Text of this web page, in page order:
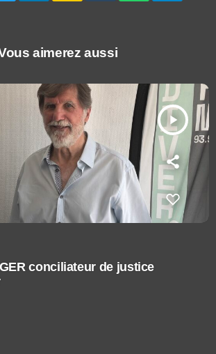
aimerez aussi
play_arrow
conciliateur de justice